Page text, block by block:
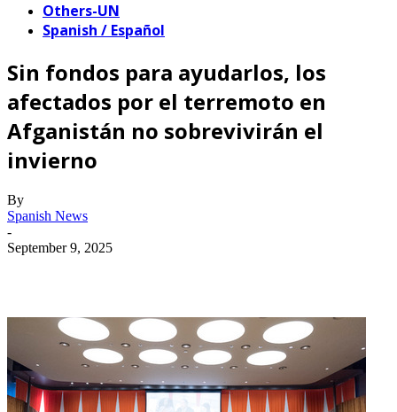
Others-UN
Spanish / Español
Sin fondos para ayudarlos, los
afectados por el terremoto en
Afganistán no sobrevivirán el
invierno
By
Spanish News
-
September 9, 2025